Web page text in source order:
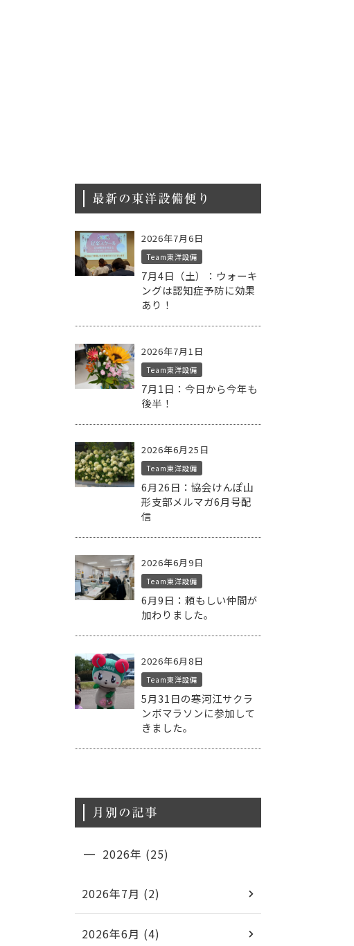
最新の東洋設備便り
2026年7月6日
Team東洋設備
7月4日（土）：ウォーキ
ングは認知症予防に効果
あり！
2026年7月1日
Team東洋設備
7月1日：今日から今年も
後半！
2026年6月25日
Team東洋設備
6月26日：協会けんぽ山
形支部メルマガ6月号配
信
2026年6月9日
Team東洋設備
6月9日：頼もしい仲間が
加わりました。
2026年6月8日
Team東洋設備
5月31日の寒河江サクラ
ンボマラソンに参加して
きました。
月別の記事
2026年 (25)
2026年7月 (2)
2026年6月 (4)